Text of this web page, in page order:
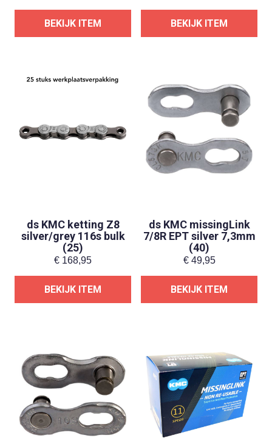
BEKIJK ITEM BEKIJK ITEM
ds KMC ketting Z8
silver/grey 116s bulk
(25)
€ 168,95
BEKIJK ITEM
ds KMC missingLink
7/8R EPT silver 7,3mm
(40)
€49,95
BEKIJK ITEM